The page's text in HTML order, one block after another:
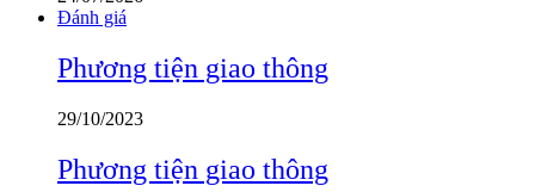
Đánh giá
Phương tiện giao thông
29/10/2023
Phương tiện giao thông